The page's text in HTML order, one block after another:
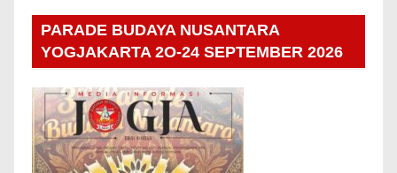
PARADE BUDAYA NUSANTARA
YOGJAKARTA 2O-24 SEPTEMBER 2026